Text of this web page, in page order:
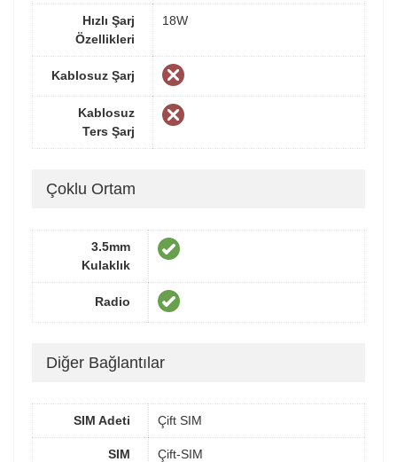
Hızlı Şarj
Özellikleri
18W
Kablosuz Şarj
Kablosuz
Ters Şarj
Çoklu Ortam
3.5mm
Kulaklık
Radio
Diğer Bağlantılar
SIM Adeti Çift SIM
SIM Çift-SIM